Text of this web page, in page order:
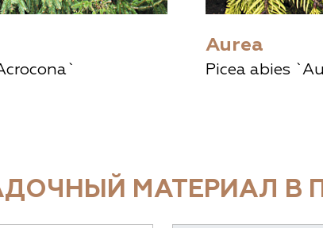
Aurea
Picea abies
МАТЕРИАЛ В